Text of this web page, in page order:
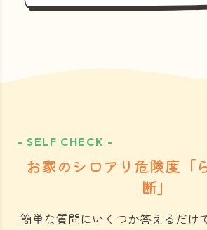
- SELF CHECK -
お家のシロアリ危険度「
断」
簡単な質問にいくつか答えるだけ